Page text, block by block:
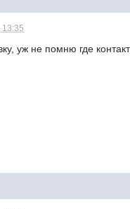
13:35
уж не помню где